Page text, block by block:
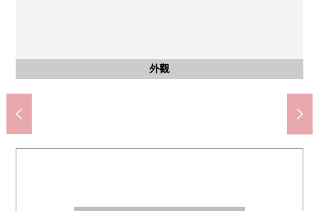
外觀
含有前面道路的外觀
含有前面道路的外觀
客廳
有TOP Right的亮的客廳
客廳
有TOP Right的亮的客廳
廚房
公共汽車
洗臉
西式房間
3樓6張塌塌米西式房間
LIFE上池台商店(約300m)
東急store上池台商店(約640m)
Mybasket上池台商店(約650m)
全家便利店大田上池台4丁目商店(約330m)
7-Eleven大田區上池台商店(約730m)
Welcia大田上池台商店(約210m)
大田中馬込郵局(約410m)
大田區立馬込第3小學(約670m)
大田區立貝冢中學(約470m)
上池台射水坂公園(約280m)
東京都立荏原病院(約1260m)